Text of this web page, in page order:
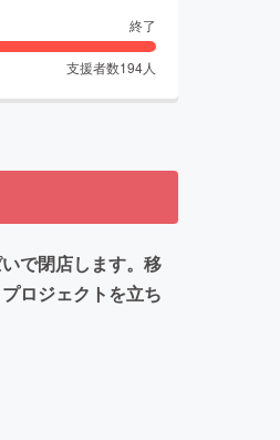
終了
支援者数194人
で閉店します。移
ロジェクトを立ち